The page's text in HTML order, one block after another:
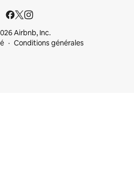
Airbnb, Inc.
Conditions générales